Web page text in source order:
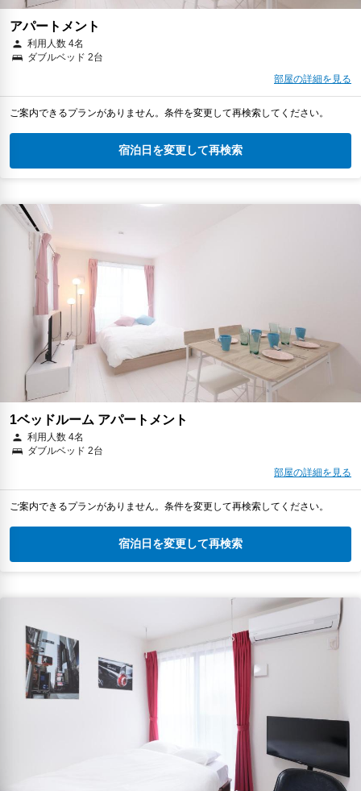
アパートメント
利用人数 4名
ダブルベッド 2台
部屋の詳細を見る
ご案内できるプランがありません。条件を変更して再検索してください。
宿泊日を変更して再検索
1ベッドルーム アパートメント
利用人数 4名
ダブルベッド 2台
部屋の詳細を見る
ご案内できるプランがありません。条件を変更して再検索してください。
宿泊日を変更して再検索